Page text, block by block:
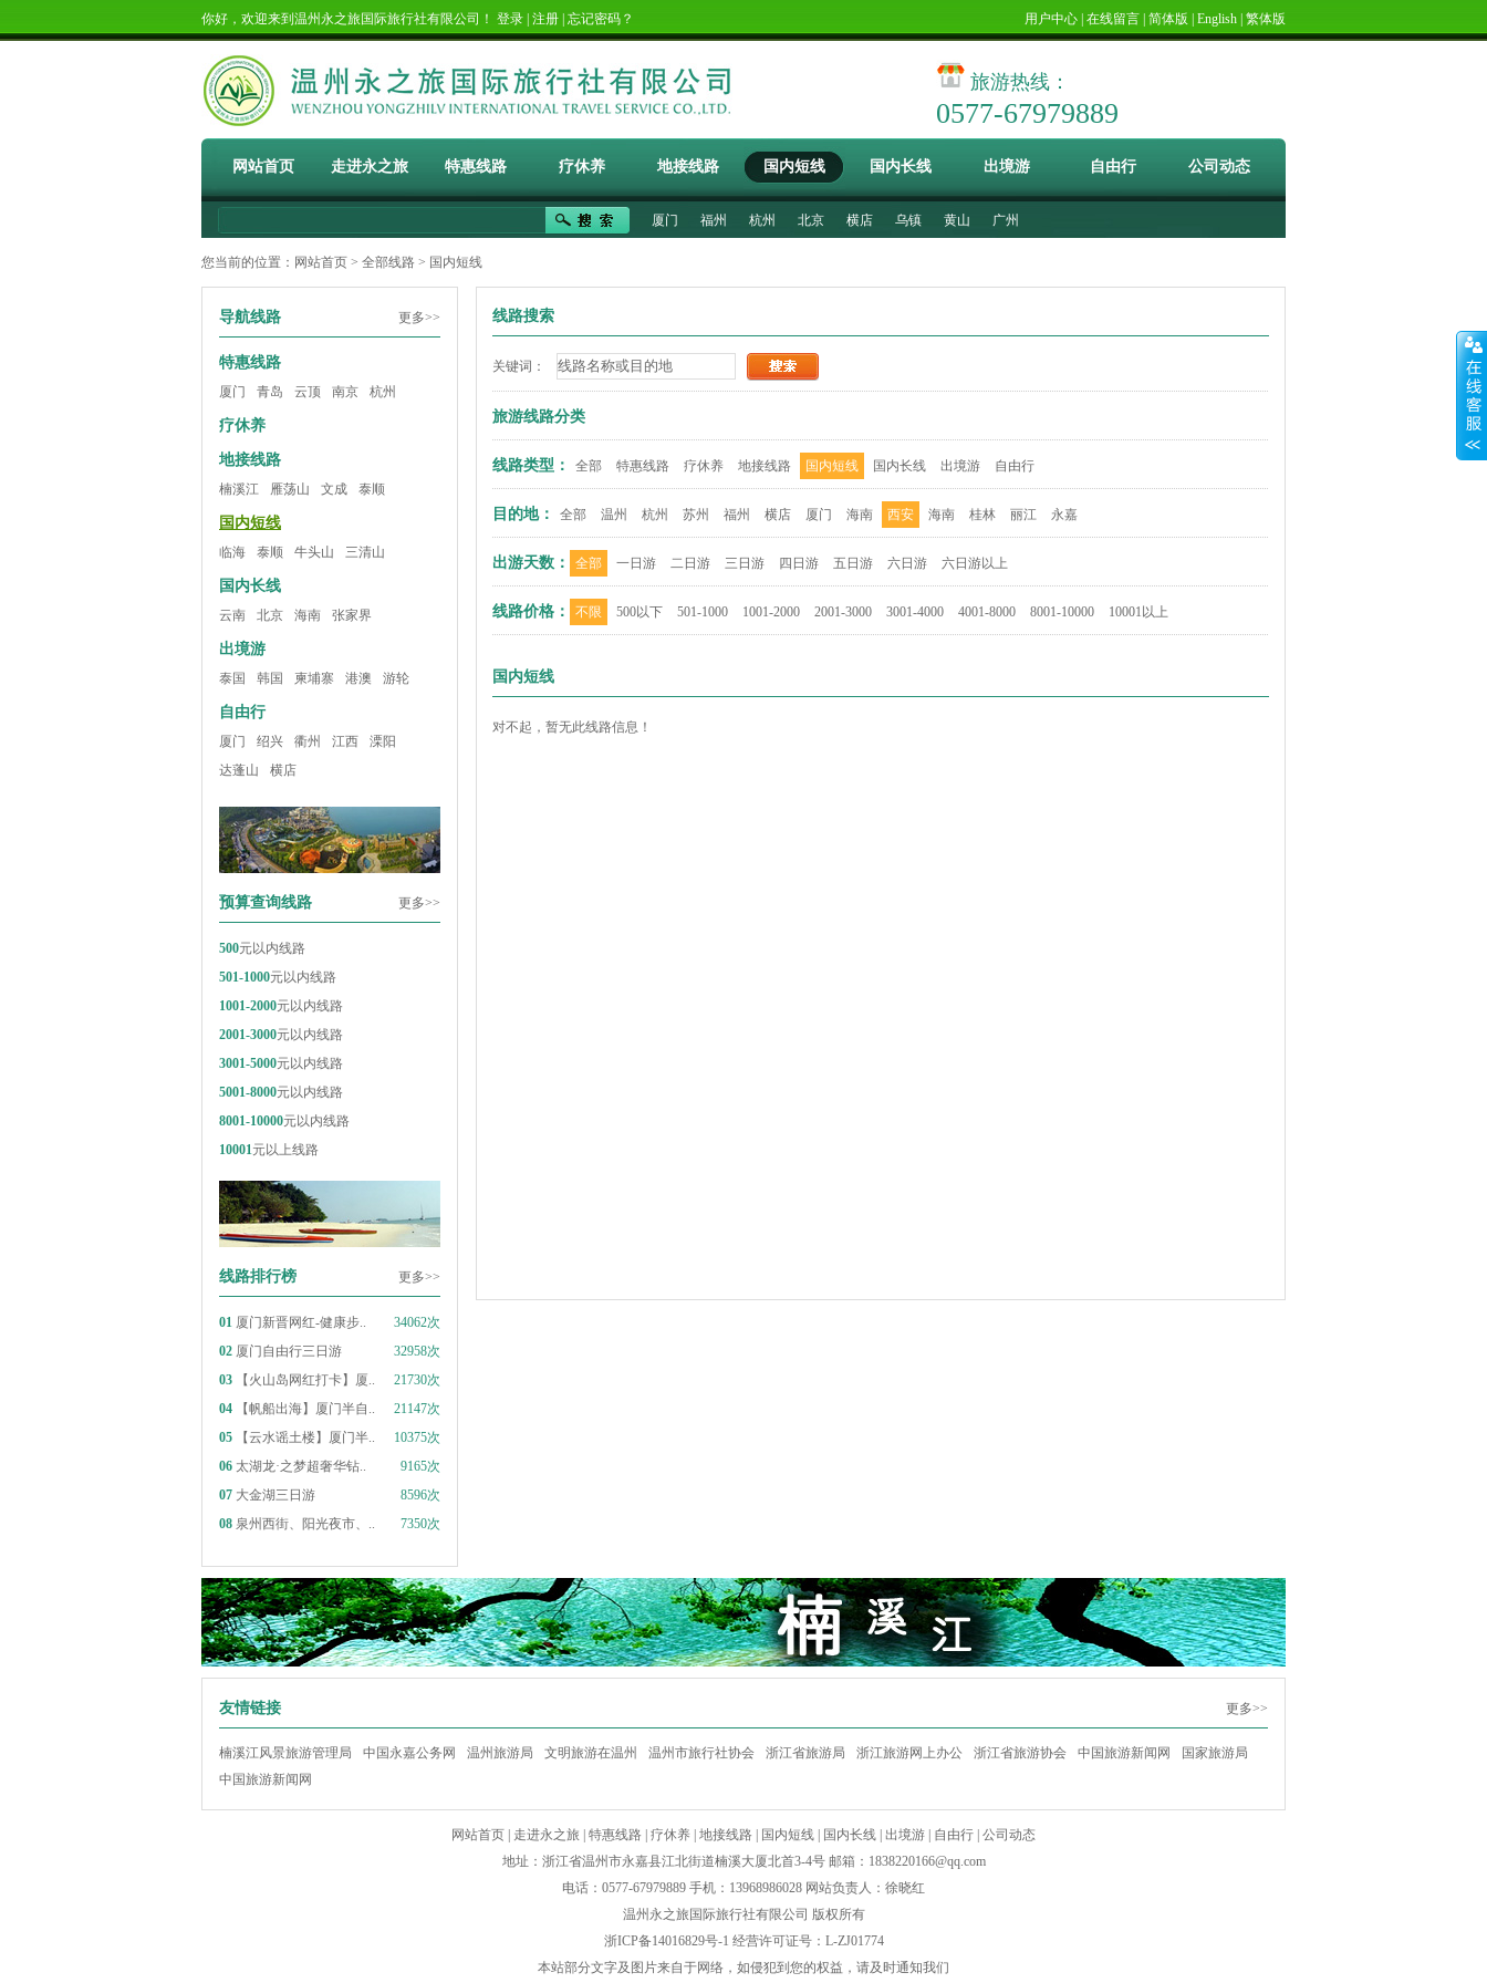
你好，欢迎来到温州永之旅国际旅行社有限公司！ 登录 注册 忘记密码？ 用户中心 在线留言 简体版 English 繁体版
旅游热线：
0577-67979889
网站首页 走进永之旅 特惠线路 疗休养 地接线路 国内短线 国内长线 出境游 自由行 公司动态
厦门 福州 杭州 北京 横店 乌镇 黄山 广州
您当前的位置： 网站首页 > 全部线路 > 国内短线
导航线路 更多>>
特惠线路
厦门 青岛 云顶 南京 杭州
疗休养
地接线路
楠溪江 雁荡山 文成 泰顺
国内短线
临海 泰顺 牛头山 三清山
国内长线
云南 北京 海南 张家界
出境游
泰国 韩国 柬埔寨 港澳 游轮
自由行
厦门 绍兴 衢州 江西
溧阳
达蓬山
横店
预算查询线路 更多>>
500元以内线路
501-1000元以内线路
1001-2000元以内线路
2001-3000元以内线路
3001-5000元以内线路
5001-8000元以内线路
8001-10000元以内线路
10001元以上线路
线路排行榜 更多>>
01 厦门新晋网红-健康步..
34062次
02 厦门自由行三日游
32958次
03 【火山岛网红打卡】厦..
21730次
04 【帆船出海】厦门半自..
21147次
05 【云水谣土楼】厦门半..
10375次
06 太湖龙·之梦超奢华钻..
9165次
07 大金湖三日游
8596次
08 泉州西街、阳光夜市、.. 7350次
线路搜索
关键词：
旅游线路分类
线路类型： 全部 特惠线路 疗休养 地接线路 国内短线 国内长线 出境游 自由行
目的地： 全部 温州 杭州 苏州 福州 横店 厦门 海南 西安 海南 桂林 丽江 永嘉
出游天数： 全部 一日游 二日游 三日游 四日游 五日游 六日游 六日游以上
线路价格： 不限 500以下 501-1000 1001-2000 2001-3000 3001-4000 4001-8000 8001-10000 10001以上
国内短线
对不起，暂无此线路信息！
友情链接 更多>>
楠溪江风景旅游管理局 中国永嘉公务网 温州旅游局 文明旅游在温州 温州市旅行社协会 浙江省旅游局 浙江旅游网上办公 浙江省旅游协会 中国旅游新闻网
国家旅游局
中国旅游新闻网
网站首页 走进永之旅 特惠线路 疗休养 地接线路 国内短线 国内长线 出境游 自由行 公司动态
地址：浙江省温州市永嘉县江北街道楠溪大厦北首3-4号 邮箱： 1838220166@qq.com
电话：0577-67979889 手机：13968986028 网站负责人：徐晓红
温州永之旅国际旅行社有限公司 版权所有
浙ICP备14016829号-1 经营许可证号：L-ZJ01774
本站部分文字及图片来自于网络，如侵犯到您的权益，请及时通知我们